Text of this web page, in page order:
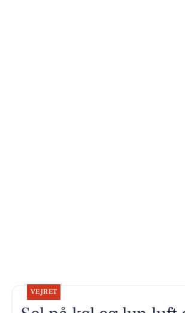
VEJRET